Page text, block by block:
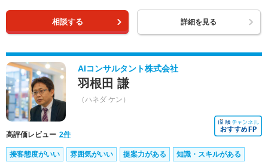
相談する 詳細を見る
AIコンサルタント株式会社
羽根田 謙
（ハネダ ケン）
高評価レビュー 2件
接客態度がいい 雰囲気がいい 提案力がある 知識・スキルがある